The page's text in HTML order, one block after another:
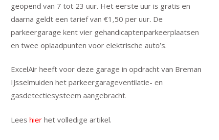
geopend van 7 tot 23 uur. Het eerste uur is gratis en
daarna geldt een tarief van €1,50 per uur. De
parkeergarage kent vier gehandicaptenparkeerplaatsen
en twee oplaadpunten voor elektrische auto’s.
ExcelAir heeft voor deze garage in opdracht van Breman
IJsselmuiden het parkeergarageventilatie- en
gasdetectiesysteem aangebracht.
Leeshier het volledige artikel.